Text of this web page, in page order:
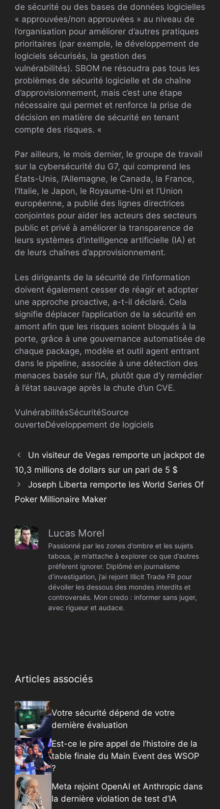
de sécurité ou des bases de données logicielles
« approuvées/non approuvées » au niveau de
l’organisation pour améliorer d’autres pratiques
prioritaires (par exemple, le développement de
logiciels sécurisés, la gestion des
vulnérabilités). SBOM ne résoudra pas tous les
problèmes de sécurité logicielle et de chaîne
d’approvisionnement, mais c’est une étape
nécessaire qui permet et renforce la prise de
décision en matière de sécurité en tenant
compte des risques. «
Par ailleurs, le mois dernier, le groupe de travail
sur la cybersécurité du G7, qui comprend les
États-Unis, l’Allemagne, le Canada, la France,
l’Italie, le Japon, le Royaume-Uni et l’Union
européenne, a publié des lignes directrices
conjointes pour aider les acteurs des secteurs
public et privé à améliorer la transparence de
leurs systèmes d’intelligence artificielle (IA) et
de leurs chaînes d’approvisionnement.
Les dirigeants de la sécurité de l’information
doivent également cesser de réagir et adopter
une approche proactive, a-t-il déclaré. Cela
signifie déplacer l’application de la sécurité en
amont afin que les risques soient bloqués à la
porte, grâce à une gouvernance automatisée de
chaque package, modèle et outil agent entrant
dans le pipeline, associée à une détection des
menaces basée sur l’IA, plutôt que d’y remédier
à l’état sauvage après la chute d’un CVE.
VulnérabilitésSécuritéSource
ouverteDéveloppement de logiciels
Un visiteur de Vegas remporte un jackpot de
10,3 millions de dollars sur un pari de 5 $
Joseph Liberta remporte les World Series Of
Poker Millionaire Maker
Lucas Morel
Passionné par les zones d’ombre et les sujets
tabous, je m’attache à explorer ce que d’autres
préfèrent ignorer. Diplômé en journalisme
d’investigation, j’ai rejoint Illicit Trade FR pour
dévoiler les dessous des mondes interdits et
controversés. Mon credo : informer sans juger,
avec rigueur et audace.
Articles associés
Votre sécurité dépend de votre
dernière évaluation
Est-ce le pire appel de l’histoire de la
table finale du Main Event des WSOP
?
Meta rejoint OpenAI et Anthropic dans
la dernière violation de test d’IA